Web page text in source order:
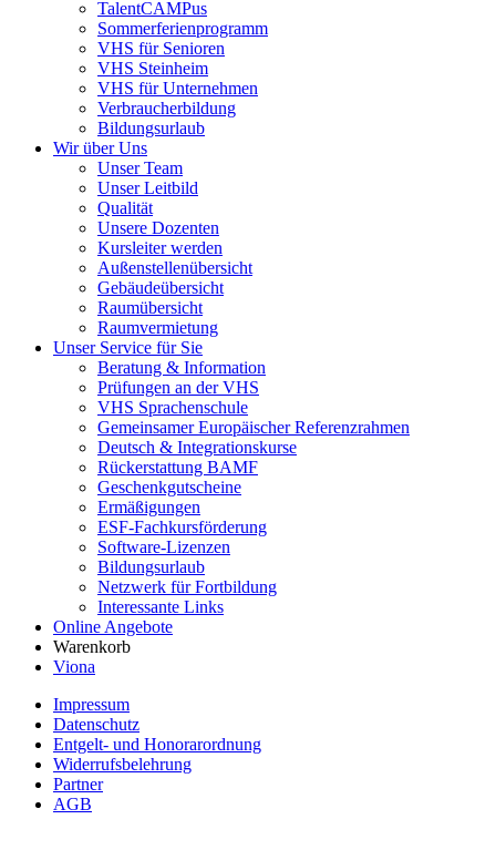
TalentCAMPus
Sommerferienprogramm
VHS für Senioren
VHS Steinheim
VHS für Unternehmen
Verbraucherbildung
Bildungsurlaub
Wir über Uns
Unser Team
Unser Leitbild
Qualität
Unsere Dozenten
Kursleiter werden
Außenstellenübersicht
Gebäudeübersicht
Raumübersicht
Raumvermietung
Unser Service für Sie
Beratung & Information
Prüfungen an der VHS
VHS Sprachenschule
Gemeinsamer Europäischer Referenzrahmen
Deutsch & Integrationskurse
Rückerstattung BAMF
Geschenkgutscheine
Ermäßigungen
ESF-Fachkursförderung
Software-Lizenzen
Bildungsurlaub
Netzwerk für Fortbildung
Interessante Links
Online Angebote
Warenkorb
Viona
Impressum
Datenschutz
Entgelt- und Honorarordnung
Widerrufsbelehrung
Partner
AGB